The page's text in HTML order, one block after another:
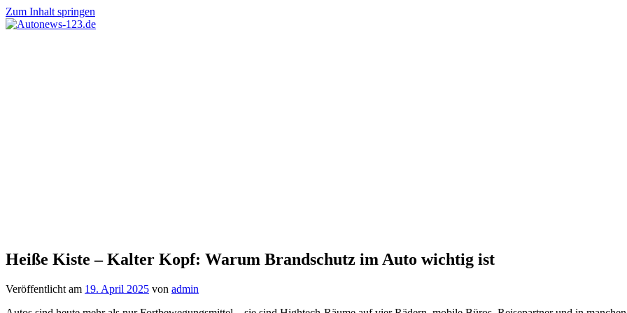
Zum Inhalt springen
Heiße Kiste – Kalter Kopf: Warum Brandschutz im Auto wichtig ist
Veröffentlicht am 19. April 2025 von admin